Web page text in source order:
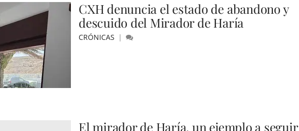
CXH denuncia el estado de abandono y
descuido del Mirador de Haría
CRÓNICAS
El mirador de Haría, un ejemplo a seguir